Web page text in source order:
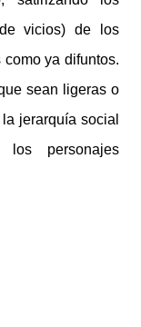
vicios) de los
ya difuntos.
sean ligeras o
jerarquía social
personajes